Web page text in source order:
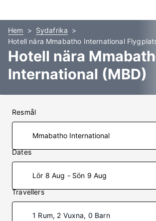
Hem
Sydafrika
Hotell nära Mmabatho International
Hotell nära
International (MBD)
Resmål
Dates
Lör 8 Aug - Sön 9 Aug
Travellers
1 Rum, 2 Vuxna, 0 Barn